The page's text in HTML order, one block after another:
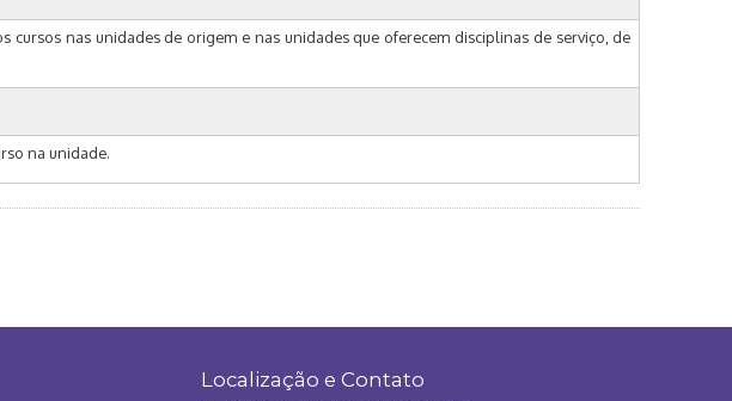
cursos nas unidades de origem e nas unidades que oferecem disciplinas de serviço, de
na unidade.
Localização e Contato